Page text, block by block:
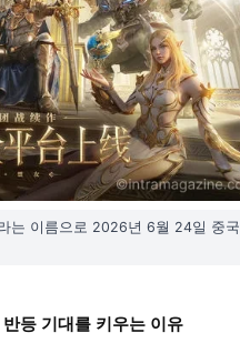
는 이름으로 2026년 6월 24일 중국
등 기대를 키우는 이유